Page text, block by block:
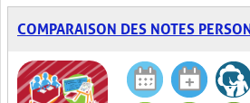
COMPARAISON DES NOTES